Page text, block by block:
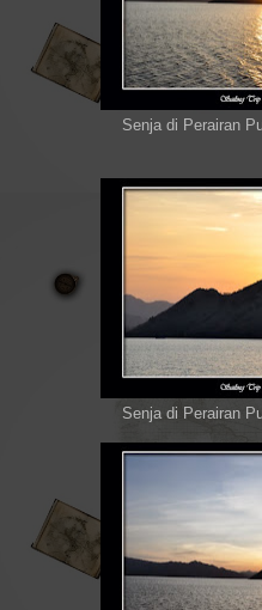
Senja di Perairan
Senja di Perairan